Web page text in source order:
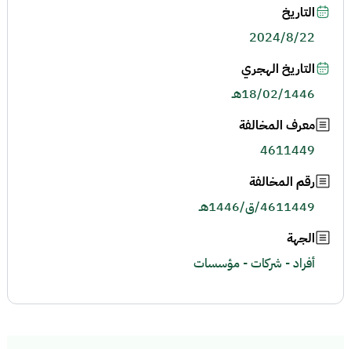
التاريخ
2024/8/22
التاريخ الهجري
18/02/1446هـ
معرف المخالفة
4611449
رقم المخالفة
4611449/ق/1446هـ
الجهة
أفراد - شركات - مؤسسات